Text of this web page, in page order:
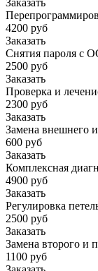
4200 руб
Заказать
Снятия пароля с
2500 руб
Заказать
Проверка и
2300 руб
Заказать
Замена внешнего
600 руб
Заказать
Комплексная
4900 руб
Заказать
Регулировка
2500 руб
Заказать
Замена второго и
1100 руб